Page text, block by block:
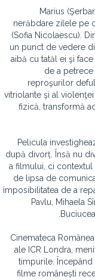
Marius
nerăbdare zilele pe
(Sofia Nicolaescu).
un punct de vedere
aibă cu tatăl ei şi
de a petrece
reproşurilor
vitriolante şi al
fizică, transformă
Pelicula
după divorț. Însă nu
a filmului, ci contextul
de lipsa de
imposibilitatea de a
Pavlu, Mihaela
Cinemateca
ale ICR Londra,
timpurile. Începând
filme românești